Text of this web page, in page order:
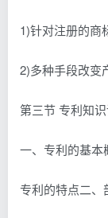
1)针对注册的商
2)多种手段改变
第三节 专利知
一、专利的基本
专利的特点二、